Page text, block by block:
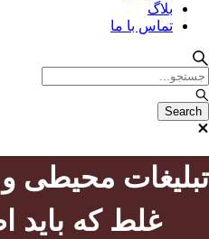
بلاگ
تماس با ما
غلط که باید